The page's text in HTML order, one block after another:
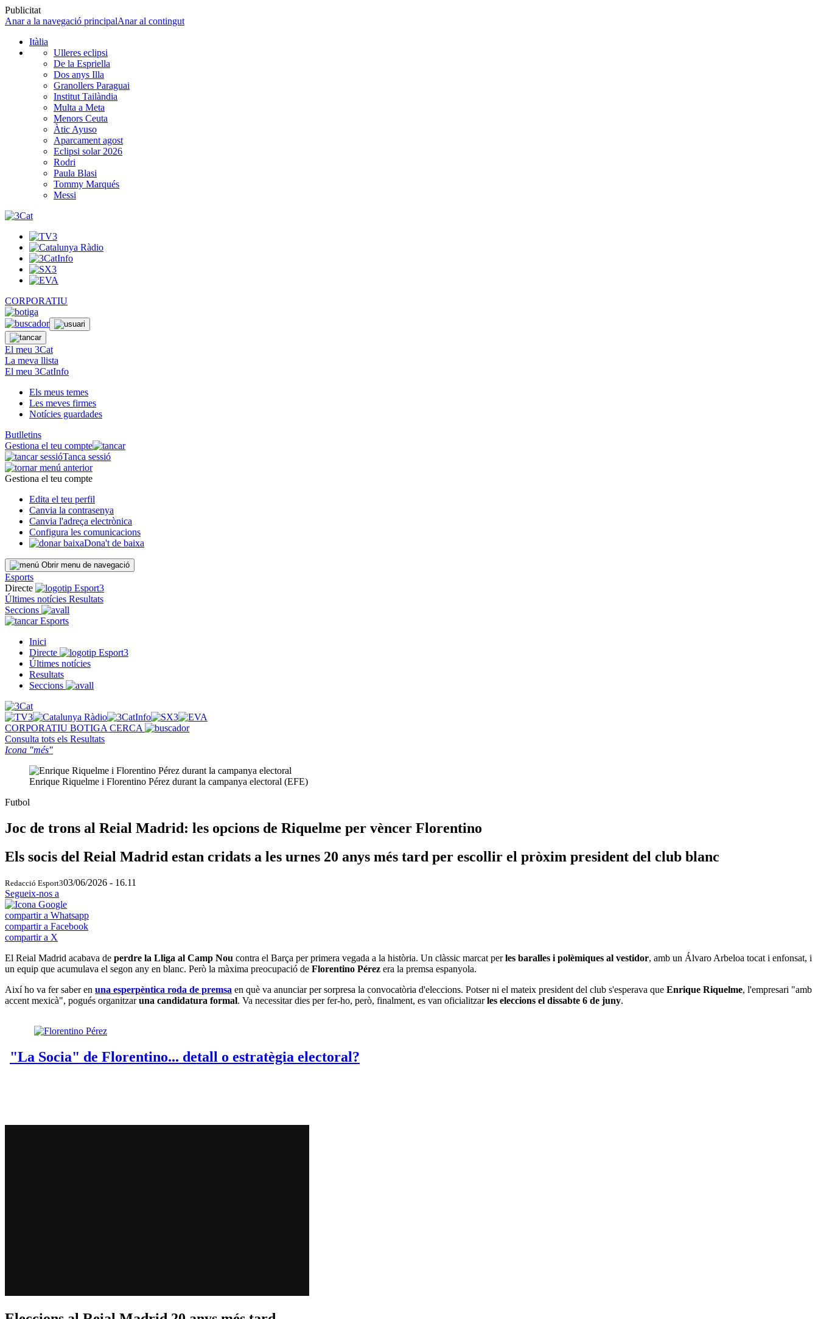
Publicitat
Anar a la navegació principalAnar al contingut
Itàlia
Ulleres eclipsi
De la Espriella
Dos anys Illa
Granollers Paraguai
Institut Tailàndia
Multa a Meta
Menors Ceuta
Àtic Ayuso
Aparcament agost
Eclipsi solar 2026
Rodri
Paula Blasi
Tommy Marqués
Messi
CORPORATIU
El meu 3Cat
La meva llista
El meu 3CatInfo
Els meus temes
Les meves firmes
Notícies guardades
Butlletins
Gestiona el teu compte
Tanca sessió
Gestiona el teu compte
Edita el teu perfil
Canvia la contrasenya
Canvia l'adreça electrònica
Configura les comunicacions
Dona't de baixa
Obrir menu de navegació
Esports
Directe
Últimes notícies Resultats
Seccions
Esports
Inici
Directe
Últimes notícies
Resultats
Seccions
CORPORATIU BOTIGA CERCA
Consulta tots els Resultats
Icona "més"
Enrique Riquelme i Florentino Pérez durant la campanya electoral (EFE)
Futbol
Joc de trons al Reial Madrid: les opcions de Riquelme per vèncer Florentino
Els socis del Reial Madrid estan cridats a les urnes 20 anys més tard per escollir el pròxim president del club blanc
Redacció Esport303/06/2026 - 16.11
Segueix-nos a
compartir a Whatsapp
compartir a Facebook
compartir a X
El Reial Madrid acabava de perdre la Lliga al Camp Nou contra el Barça per primera vegada a la història. Un clàssic marcat perles baralles i polèmiques al vestidor, amb un Álvaro Arbeloa tocat i enfonsat, i
un equip que acumulava el segon any en blanc. Però la màxima preocupació de Florentino Pérez era la premsa espanyola.
Així ho va fer saber en una esperpèntica roda de premsa en què va anunciar per sorpresa la convocatòria d'eleccions. Potser ni el mateix president del club s'esperava que Enrique Riquelme, l'empresari "amb
accent mexicà", pogués organitzaruna candidatura formal. Va necessitar dies per fer-ho, però, finalment, es van oficialitzarles eleccions el dissabte 6 de juny.